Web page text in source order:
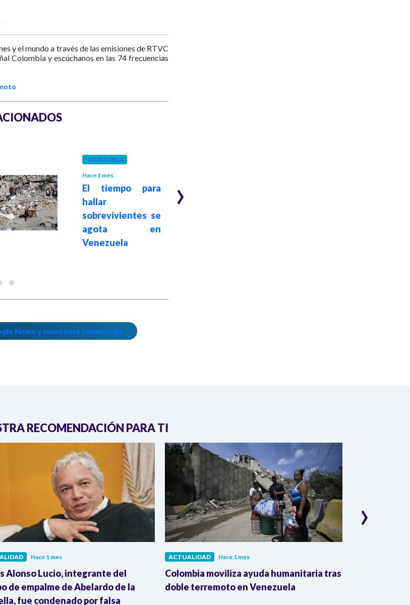
y el mundo a través de las emisiones de RTVC
Colombia y escúchanos en las 74 frecuencias
VENEZUELA
Hace 1 mes
El tiempo para
hallar
sobrevivientes se
agota en
Venezuela
›
News y mantente conectado
RECOMENDACIÓN PARA TI
Hace 1 mes
Alonso Lucio, integrante del
de empalme de Abelardo de la
fue condenado por falsa
ACTUALIDAD Hace 1 mes
Colombia moviliza ayuda humanitaria tras
doble terremoto en Venezuela
›